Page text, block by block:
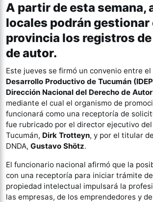
A partir de esta semana,
locales podrán gestionar
provincia los registros
de autor.
Este jueves se firmó un convenio entre el
Desarrollo Productivo de Tucumán
Dirección Nacional del Derecho de Autor
mediante el cual el organismo de
funcionará como una receptoría de
fue rubricado por el director ejecutivo del
Tucumán, Dirk Trotteyn, y por el titular
DNDA, Gustavo Shötz.
El funcionario nacional afirmó que la
con una receptoría para iniciar trámite
propiedad intelectual impulsará la
las empresas, de los emprendedores y